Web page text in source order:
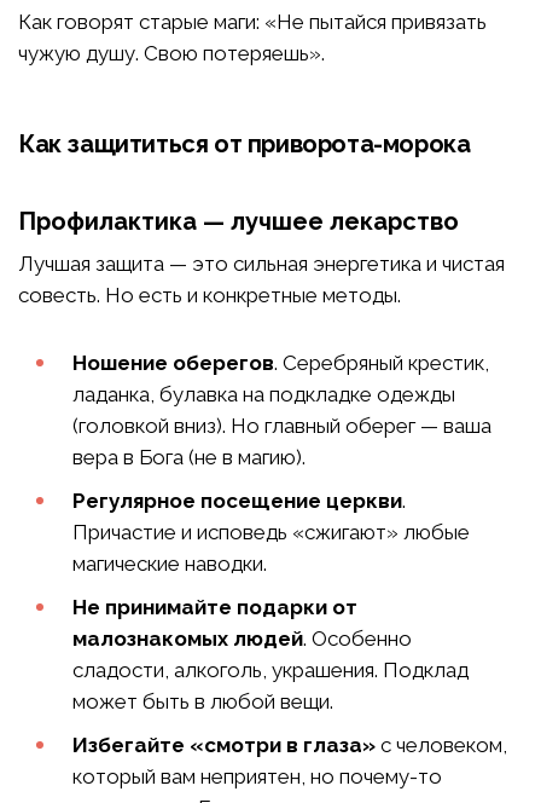
Как говорят старые маги: «Не пытайся привязать
чужую душу. Свою потеряешь».
Как защититься от приворота-морока
Профилактика — лучшее лекарство
Лучшая защита — это сильная энергетика и чистая
совесть. Но есть и конкретные методы.
Ношение оберегов. Серебряный крестик,
ладанка, булавка на подкладке одежды
(головкой вниз). Но главный оберег — ваша
вера в Бога (не в магию).
Регулярное посещение церкви.
Причастие и исповедь «сжигают» любые
магические наводки.
Не принимайте подарки от
малознакомых людей. Особенно
сладости, алкоголь, украшения. Подклад
может быть в любой вещи.
Избегайте «смотри в глаза» с человеком,
который вам неприятен, но почему-то